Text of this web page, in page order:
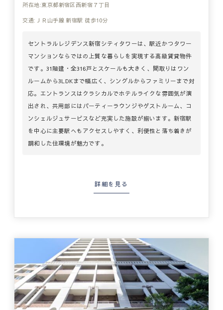
所在地:東京都新宿区西新宿７丁目
交通:ＪＲ山手線 新宿駅 徒歩10分
セントラルレジデンス新宿シティタワーは、駅近かつタワー
マンションならではの上質な暮らしを実現する高級賃貸物件
です。31階建・全316戸とスケールも大きく、間取りはワン
ルームから3LDKまで幅広く、シングルからファミリーまで対
応。エントランスはクラシカルでホテルライクな雰囲気が演
出され、共用部にはパーティーラウンジやゲストルーム、コ
ンシェルジュサービスなど充実した施設が揃います。新宿駅
を中心に主要駅へもアクセスしやすく、利便性と落ち着きが
調和した住環境が魅力です。
詳細を見る